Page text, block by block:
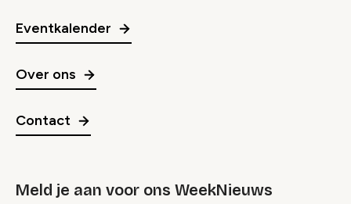
Eventkalender
Over ons
Contact
Meld je aan voor ons WeekNieuws